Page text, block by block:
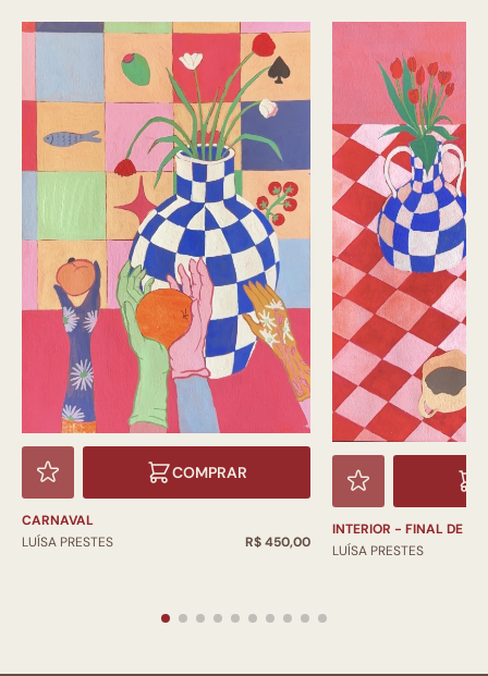
COMPRAR
CARNAVAL
LUÍSA PRESTES
R$ 450,00
INTERIOR - FINAL DE
LUÍSA PRESTES